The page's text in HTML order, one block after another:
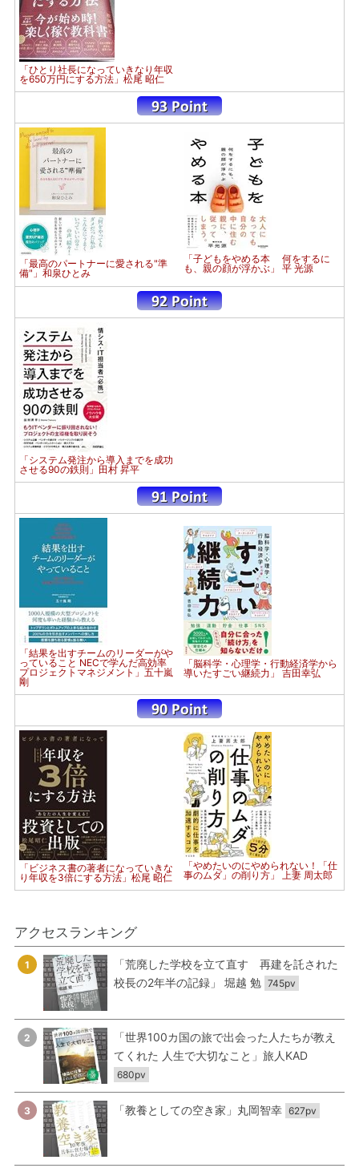
「ひとり社長になっていきなり年収
を650万円にする方法」松尾 昭仁
「最高のパートナーに愛される"準
備"」和泉ひとみ
「子どもをやめる本 何をするに
も、親の顔が浮かぶ」 平 光源
「システム発注から導入までを成功
させる90の鉄則」田村 昇平
「結果を出すチームのリーダーがや
っていること NECで学んだ高効率
プロジェクトマネジメント」五十嵐
剛
「脳科学・心理学・行動経済学から
導いたすごい継続力」 吉田幸弘
「ビジネス書の著者になっていきな
り年収を3倍にする方法」松尾 昭仁
「やめたいのにやめられない！「仕
事のムダ」の削り方」 上妻 周太郎
アクセスランキング
1
「荒廃した学校を立て直す 再建を託された
校長の2年半の記録」 堀越 勉 745pv
2
「世界100カ国の旅で出会った人たちが教え
てくれた 人生で大切なこと」旅人KAD
680pv
3 「教養としての空き家」丸岡智幸 627pv